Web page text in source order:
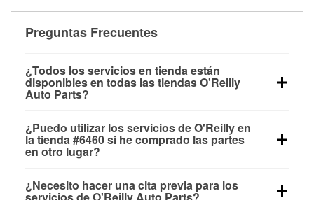
Preguntas Frecuentes
¿Todos los servicios en tienda están
disponibles en todas las tiendas O'Reilly
Auto Parts?
las pruebas de batería, pruebas de alternador y
motor de arranque, revisión de la luz “Check Engine”
con O'Reilly VeriScan® e instalación de
limpiaparabrisas o bombillas, están disponibles en
todas las tiendas O'Reilly Auto Parts. La tienda
¿Puedo utilizar los servicios de O'Reilly en
la tienda #6460 si he comprado las partes
en otro lugar?
de O'Reilly Auto Parts que estén disponibles en la
¿Necesito hacer una cita previa para los